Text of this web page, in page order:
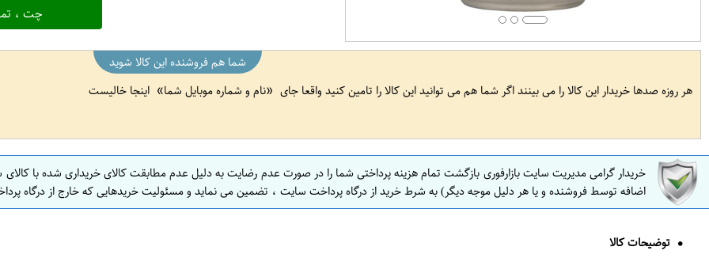
چت ،
شما هم فروشنده این کالا شوید
هر روزه صدها خریدار این کالا را می بینند اگر شما هم می توانید این کالا را تامین کنید واقعا جای
نام و شماره موبایل شما اینجا خالیست
خریدار گرامی مدیریت سایت بازارفوری بازگشت تمام هزینه پرداختی شما را در صورت عدم رضایت به دلیل عدم مطابقت کالای خریداری شده با
اضافه توسط فروشنده و یا هر دلیل موجه دیگر) به شرط خرید از درگاه پرداخت سایت ، تضمین می نماید و مسئولیت خریدهایی که خارج از درگاه
توضیحات کالا